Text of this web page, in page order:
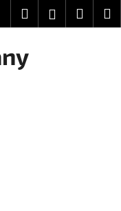
HledatPřihlášení